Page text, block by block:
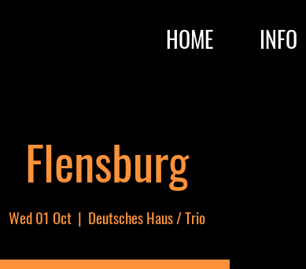
HOME INFO
Flensburg
Wed 01 Oct
  |
Deutsches Haus / Trio